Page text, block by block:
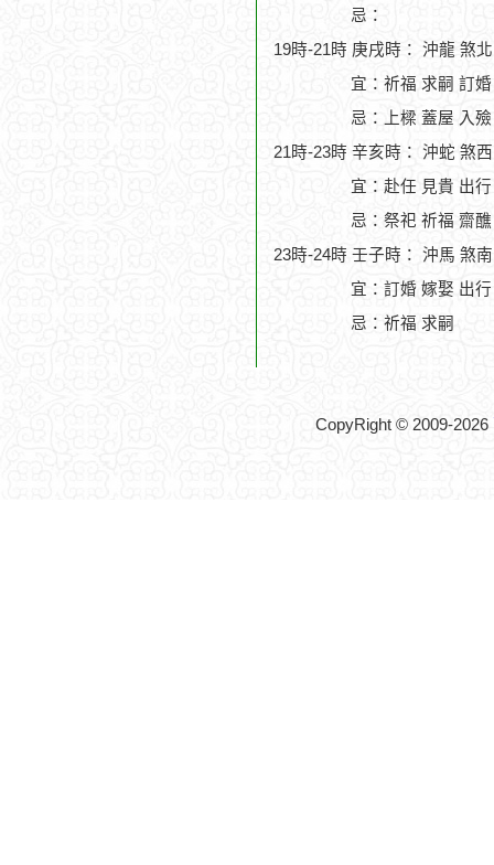
忌：
19時-21時 庚戌時： 沖龍 煞
宜：祈福 求嗣 訂
忌：上樑 蓋屋 入
21時-23時 辛亥時： 沖蛇 煞
宜：赴任 見貴 出
忌：祭祀 祈福 齋
23時-24時 壬子時： 沖馬 煞
宜：訂婚 嫁娶 出
忌：祈福 求嗣
CopyRight © 2009-2026